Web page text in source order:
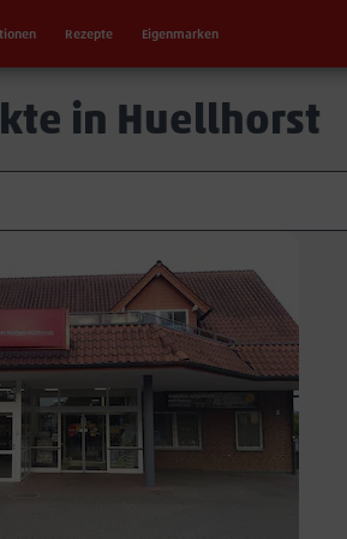
Rezepte Eigenmarken
in Huellhorst